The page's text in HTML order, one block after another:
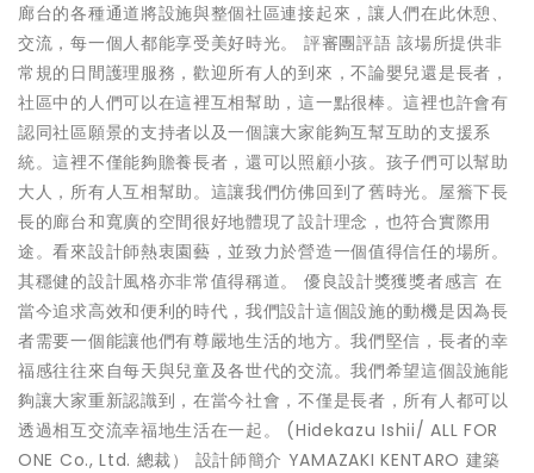
廊台的各種通道將設施與整個社區連接起來，讓人們在此休憩、
交流，每一個人都能享受美好時光。 評審團評語 該場所提供非
常規的日間護理服務，歡迎所有人的到來，不論嬰兒還是長者，
社區中的人們可以在這裡互相幫助，這一點很棒。這裡也許會有
認同社區願景的支持者以及一個讓大家能夠互幫互助的支援系
統。這裡不僅能夠贍養長者，還可以照顧小孩。孩子們可以幫助
大人，所有人互相幫助。這讓我們仿佛回到了舊時光。屋簷下長
長的廊台和寬廣的空間很好地體現了設計理念，也符合實際用
途。看來設計師熱衷園藝，並致力於營造一個值得信任的場所。
其穩健的設計風格亦非常值得稱道。 優良設計獎獲獎者感言 在
當今追求高效和便利的時代，我們設計這個設施的動機是因為長
者需要一個能讓他們有尊嚴地生活的地方。我們堅信，長者的幸
福感往往來自每天與兒童及各世代的交流。我們希望這個設施能
夠讓大家重新認識到，在當今社會，不僅是長者，所有人都可以
透過相互交流幸福地生活在一起。 (Hidekazu Ishii/ ALL FOR
ONE Co., Ltd. 總裁） 設計師簡介 YAMAZAKI KENTARO 建築